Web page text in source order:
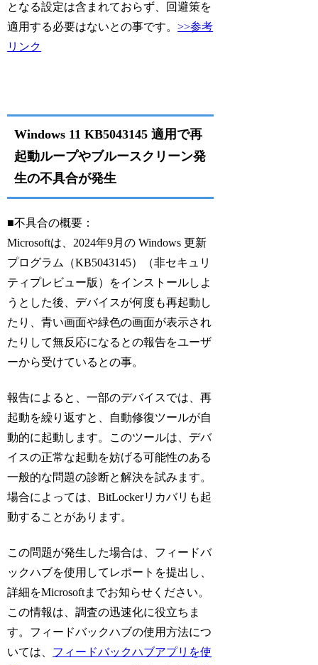
となる設定は含まれておらず、回避策を
適用する必要はないとの事です。>>参考
リンク
Windows 11 KB5043145 適用で再
起動ループやブルースクリーン発
生の不具合が発生
■不具合の概要：
Microsoftは、2024年9月の Windows 更新
プログラム（KB5043145）（非セキュリ
ティプレビュー版）をインストールしよ
うとした後、デバイスが何度も再起動し
たり、青い画面や緑色の画面が表示され
たりして無反応になるとの報告をユーザ
ーから受けているとの事。
報告によると、一部のデバイスでは、再
起動を繰り返すと、自動修復ツールが自
動的に起動します。このツールは、デバ
イスの正常な起動を妨げる可能性のある
一般的な問題の診断と解決を試みます。
場合によっては、BitLockerリカバリも起
動することがあります。
この問題が発生した場合は、フィードバ
ックハブを使用してレポートを提出し、
詳細をMicrosoftまでお知らせください。
この情報は、調査の迅速化に役立ちま
す。フィードバックハブの使用方法につ
いては、 フィードバックハブアプリを使